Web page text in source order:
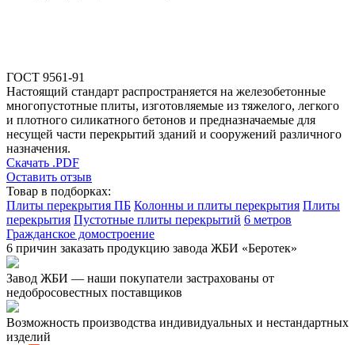
ГОСТ 9561-91
Настоящий стандарт распространяется на железобетонные
многопустотные плиты, изготовляемые из тяжелого, легкого
и плотного силикатного бетонов и предназначаемые для
несущей части перекрытий зданий и сооружений различного
назначения.
Скачать .PDF
Оставить отзыв
Товар в подборках:
Плиты перекрытия ПБ Колонны и плиты перекрытия Плиты
перекрытия Пустотные плиты перекрытий 6 метров
Гражданское домостроение
6 причин заказать продукцию завода ЖБИ «Беротек»
Завод ЖБИ — наши покупатели застрахованы от
недобросовестных поставщиков
Возможность производства индивидуальных и нестандартных
изделий